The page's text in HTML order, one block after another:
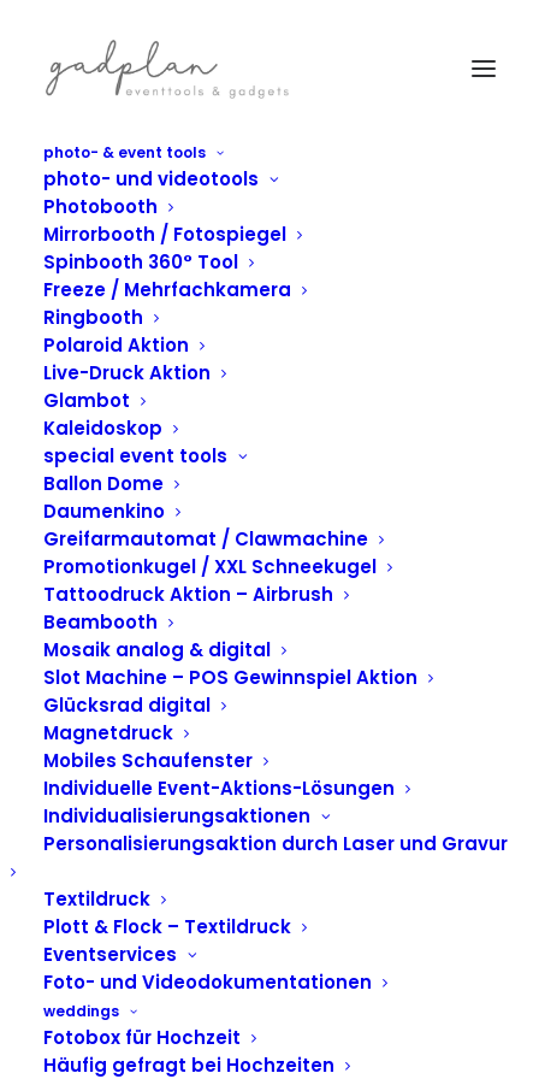
photo- & event tools
photo- und videotools
Photobooth
Mirrorbooth / Fotospiegel
Spinbooth 360° Tool
Freeze / Mehrfachkamera
Ringbooth
Polaroid Aktion
Live-Druck Aktion
Glambot
Kaleidoskop
special event tools
Ballon Dome
Daumenkino
Greifarmautomat / Clawmachine
Promotionkugel / XXL Schneekugel
Tattoodruck Aktion – Airbrush
Beambooth
Mosaik analog & digital
Slot Machine – POS Gewinnspiel Aktion
Glücksrad digital
Magnetdruck
Mobiles Schaufenster
Individuelle Event-Aktions-Lösungen
Individualisierungsaktionen
Personalisierungsaktion durch Laser und Gravur
Textildruck
Plott & Flock – Textildruck
Eventservices
Foto- und Videodokumentationen
weddings
Fotobox für Hochzeit
Häufig gefragt bei Hochzeiten
ININDIVIDUELLE LÖSUNG
Google Pixel Phone
Deutschland
Promotion mit Foto
Druckstation